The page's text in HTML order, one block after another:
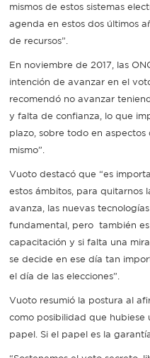
mismos de estos sistemas
agenda en estos dos últimos
de recursos”.
En noviembre de 2017, las
intención de avanzar en el
recomendó no avanzar
y falta de confianza, lo que
plazo, sobre todo en
mismo”.
Vuoto destacó que “es
estos ámbitos, para quitarnos
avanza, las nuevas
fundamental, pero también
capacitación y si falta una
se decide en ese día tan
el día de las elecciones”.
Vuoto resumió la postura al
como posibilidad que hubiese
papel. Si el papel es la